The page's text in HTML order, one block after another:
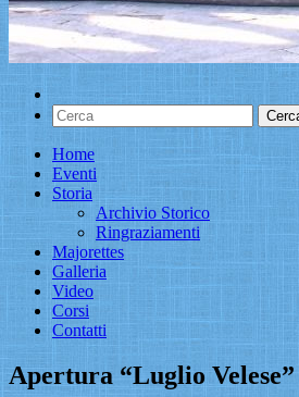
Home
Eventi
Storia
Archivio Storico
Ringraziamenti
Majorettes
Galleria
Video
Corsi
Contatti
Apertura “Luglio Velese”